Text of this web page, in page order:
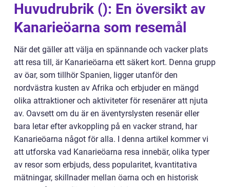
Huvudrubrik (): En översikt av
Kanarieöarna som resemål
När det gäller att välja en spännande och vacker plats
att resa till, är Kanarieöarna ett säkert kort. Denna grupp
av öar, som tillhör Spanien, ligger utanför den
nordvästra kusten av Afrika och erbjuder en mängd
olika attraktioner och aktiviteter för resenärer att njuta
av. Oavsett om du är en äventyrslysten resenär eller
bara letar efter avkoppling på en vacker strand, har
Kanarieöarna något för alla. I denna artikel kommer vi
att utforska vad Kanarieöarna resa innebär, olika typer
av resor som erbjuds, dess popularitet, kvantitativa
mätningar, skillnader mellan öarna och en historisk